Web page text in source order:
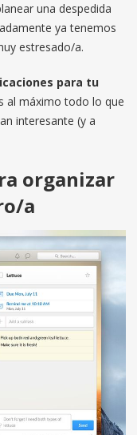
una despedida
ya tenemos
estresado/a.
para tu
al máximo todo lo que
interesante (y a
organizar
a